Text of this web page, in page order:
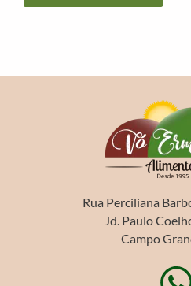
Rua Perciliana
Jd. Paulo
Campo